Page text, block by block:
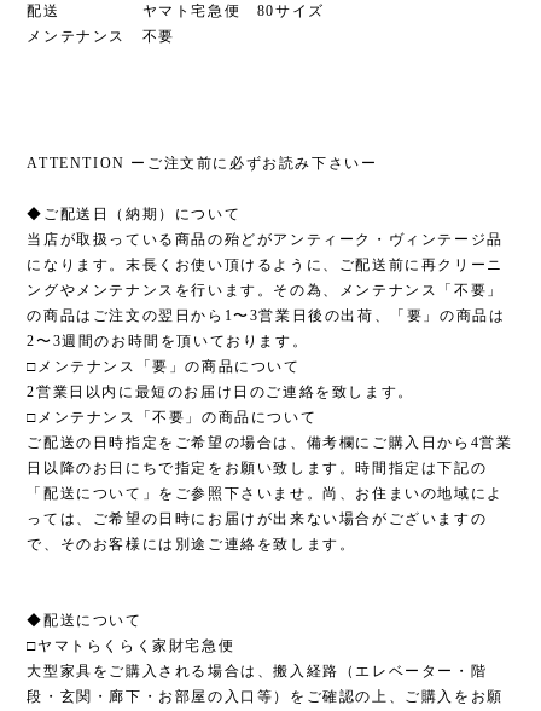
配送 ヤマト宅急便 80サイズ
メンテナンス 不要
ATTENTION ーご注文前に必ずお読み下さいー
◆ご配送日（納期）について
当店が取扱っている商品の殆どがアンティーク・ヴィンテージ品
になります。末長くお使い頂けるように、ご配送前に再クリーニ
ングやメンテナンスを行います。その為、メンテナンス「不要」
の商品はご注文の翌日から1〜3営業日後の出荷、「要」の商品は
2〜3週間のお時間を頂いております。
□メンテナンス「要」の商品について
2営業日以内に最短のお届け日のご連絡を致します。
□メンテナンス「不要」の商品について
ご配送の日時指定をご希望の場合は、備考欄にご購入日から4営業
日以降のお日にちで指定をお願い致します。時間指定は下記の
「配送について」をご参照下さいませ。尚、お住まいの地域によ
っては、ご希望の日時にお届けが出来ない場合がございますの
で、そのお客様には別途ご連絡を致します。
◆配送について
□ヤマトらくらく家財宅急便
大型家具をご購入される場合は、搬入経路（エレベーター・階
段・玄関・廊下・お部屋の入口等）をご確認の上、ご購入をお願